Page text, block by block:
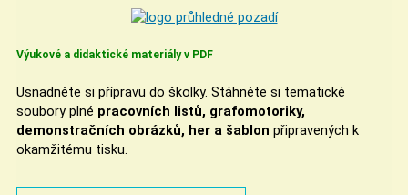
Výukové a didaktické materiály v PDF
Usnadněte si přípravu do školky. Stáhněte si tematické
soubory plné pracovních listů, grafomotoriky,
demonstračních obrázků, her a šablon připravených k
okamžitému tisku.